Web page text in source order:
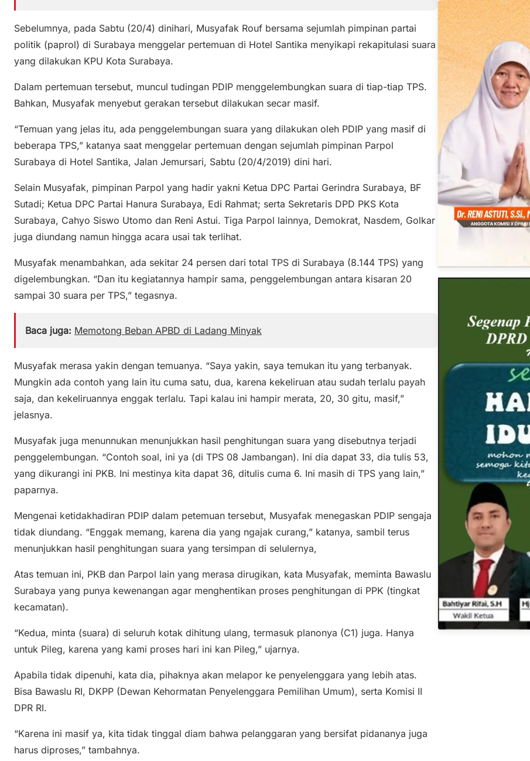
Sebelumnya, pada Sabtu (20/4) dinihari, Musyafak Rouf bersama sejumlah pimpinan partai
politik (paprol) di Surabaya menggelar pertemuan di Hotel Santika menyikapi rekapitulasi suara
yang dilakukan KPU Kota Surabaya.
Dalam pertemuan tersebut, muncul tudingan PDIP menggelembungkan suara di tiap-tiap TPS.
Bahkan, Musyafak menyebut gerakan tersebut dilakukan secar masif.
“Temuan yang jelas itu, ada penggelembungan suara yang dilakukan oleh PDIP yang masif di
beberapa TPS,” katanya saat menggelar pertemuan dengan sejumlah pimpinan Parpol
Surabaya di Hotel Santika, Jalan Jemursari, Sabtu (20/4/2019) dini hari.
Selain Musyafak, pimpinan Parpol yang hadir yakni Ketua DPC Partai Gerindra Surabaya, BF
Sutadi; Ketua DPC Partai Hanura Surabaya, Edi Rahmat; serta Sekretaris DPD PKS Kota
Surabaya, Cahyo Siswo Utomo dan Reni Astui. Tiga Parpol lainnya, Demokrat, Nasdem, Golkar
juga diundang namun hingga acara usai tak terlihat.
Musyafak menambahkan, ada sekitar 24 persen dari total TPS di Surabaya (8.144 TPS) yang
digelembungkan. “Dan itu kegiatannya hampir sama, penggelembungan antara kisaran 20
sampai 30 suara per TPS,” tegasnya.
Baca juga: Memotong Beban APBD di Ladang Minyak
Musyafak merasa yakin dengan temuanya. “Saya yakin, saya temukan itu yang terbanyak.
Mungkin ada contoh yang lain itu cuma satu, dua, karena kekeliruan atau sudah terlalu payah
saja, dan kekeliruannya enggak terlalu. Tapi kalau ini hampir merata, 20, 30 gitu, masif,”
jelasnya.
Musyafak juga menunnukan menunjukkan hasil penghitungan suara yang disebutnya terjadi
penggelembungan. “Contoh soal, ini ya (di TPS 08 Jambangan). Ini dia dapat 33, dia tulis 53,
yang dikurangi ini PKB. Ini mestinya kita dapat 36, ditulis cuma 6. Ini masih di TPS yang lain,”
paparnya.
Mengenai ketidakhadiran PDIP dalam petemuan tersebut, Musyafak menegaskan PDIP sengaja
tidak diundang. “Enggak memang, karena dia yang ngajak curang,” katanya, sambil terus
menunjukkan hasil penghitungan suara yang tersimpan di selulernya,
Atas temuan ini, PKB dan Parpol lain yang merasa dirugikan, kata Musyafak, meminta Bawaslu
Surabaya yang punya kewenangan agar menghentikan proses penghitungan di PPK (tingkat
kecamatan).
“Kedua, minta (suara) di seluruh kotak dihitung ulang, termasuk planonya (C1) juga. Hanya
untuk Pileg, karena yang kami proses hari ini kan Pileg,” ujarnya.
Apabila tidak dipenuhi, kata dia, pihaknya akan melapor ke penyelenggara yang lebih atas.
Bisa Bawaslu RI, DKPP (Dewan Kehormatan Penyelenggara Pemilihan Umum), serta Komisi II
DPR RI.
“Karena ini masif ya, kita tidak tinggal diam bahwa pelanggaran yang bersifat pidananya juga
harus diproses,” tambahnya.